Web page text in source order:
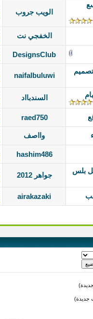
الويب جروب
الخفجي نت
DesignsClub
naifalbuluwi
السندبااد
raed750
وااصف
hashim486
بلس
جواهر 2012
airakazaki
جديدة)